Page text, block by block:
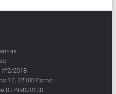
2018
17, 22100 Como
03799020130